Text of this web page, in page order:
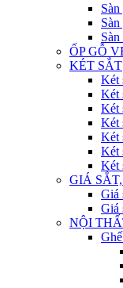
ỐP GỖ
KÉT SẮT
Két
Két
Két
Két
Két
Két
Két
GIÁ
Giá
Giá
NỘI